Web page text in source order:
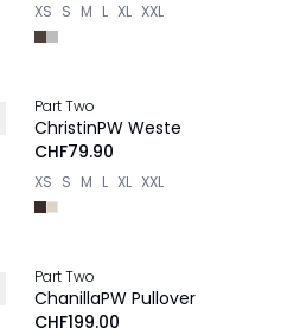
XS S M L XL XXL
NEU
Part Two
ChristinPW Weste
CHF79.90
XS S M L XL XXL
NEU
Part Two
ChanillaPW Pullover
CHF199.00